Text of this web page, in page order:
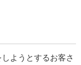
ようとするお客さ